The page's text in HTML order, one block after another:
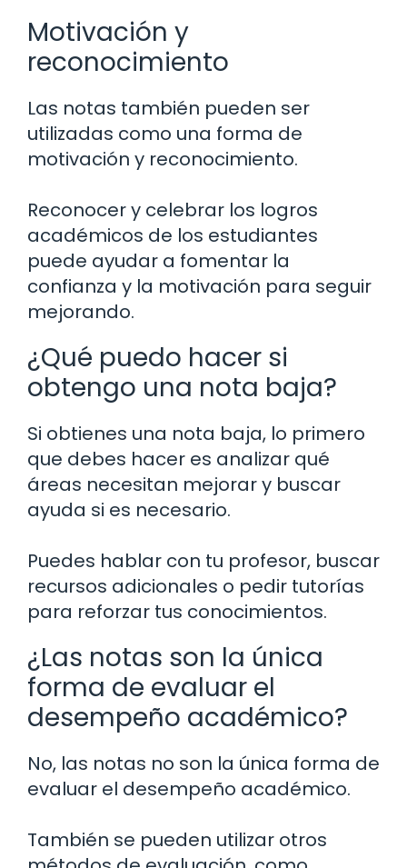
Motivación y
reconocimiento
Las notas también pueden ser
utilizadas como una forma de
motivación y reconocimiento.
Reconocer y celebrar los logros
académicos de los estudiantes
puede ayudar a fomentar la
confianza y la motivación para seguir
mejorando.
¿Qué puedo hacer si
obtengo una nota baja?
Si obtienes una nota baja, lo primero
que debes hacer es analizar qué
áreas necesitan mejorar y buscar
ayuda si es necesario.
Puedes hablar con tu profesor, buscar
recursos adicionales o pedir tutorías
para reforzar tus conocimientos.
¿Las notas son la única
forma de evaluar el
desempeño académico?
No, las notas no son la única forma de
evaluar el desempeño académico.
También se pueden utilizar otros